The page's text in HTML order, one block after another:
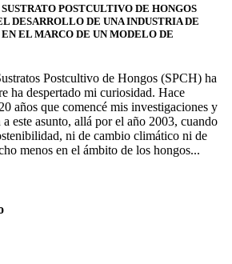
POSTCULTIVO DE HONGOS
DESARROLLO DE UNA INDUSTRIA DE
EL MARCO DE UN MODELO DE
Postcultivo de Hongos (SPCH) ha
ha despertado mi curiosidad. Hace
años que comencé mis investigaciones y
este asunto, allá por el año 2003, cuando
ni de cambio climático ni de
menos en el ámbito de los hongos...